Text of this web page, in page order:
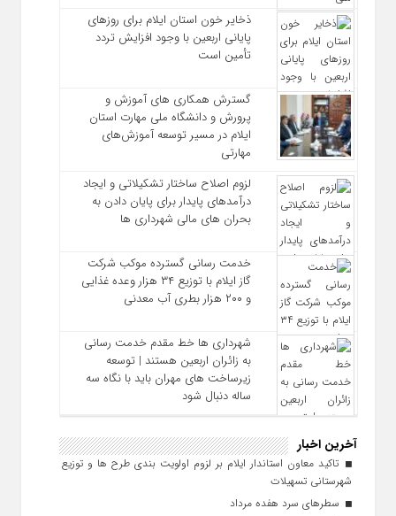
ذخایر خون استان ایلام برای روزهای
پایانی اربعین با وجود افزایش تردد
تأمین است
گسترش همکاری‌ های آموزش و
پرورش و دانشگاه ملی مهارت استان
ایلام در مسیر توسعه آموزش‌های
مهارتی
لزوم اصلاح ساختار تشکیلاتی و ایجاد
درآمدهای پایدار برای پایان دادن به
بحران‌ های مالی شهرداری‌ ها
خدمت رسانی گسترده موکب شرکت
گاز ایلام با توزیع ۳۴ هزار وعده غذایی
و ۲۰۰ هزار بطری آب معدنی
شهرداری‌ ها خط مقدم خدمت ‌رسانی
به زائران اربعین هستند | توسعه
زیرساخت ‌های مهران باید با نگاه سه‌
ساله دنبال شود
آخرین اخبار
تاکید معاون استاندار ایلام بر لزوم اولویت‌ بندی طرح‌ ها و توزیع
شهرستانی تسهیلات
سطرهای سرد هفده مرداد